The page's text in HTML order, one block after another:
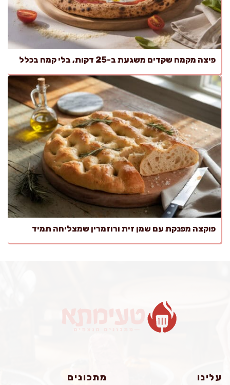
פיצה מקמח שקדים משגעת ב-25 דקות, בלי קמח בכלל
פוקצה מפנקת עם שמן זית ורוזמרין שמצליחה תמיד
עלינו מתכונים